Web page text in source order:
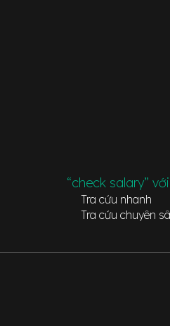
“check salary”
Tra cứu nhanh
Tra cứu chuyên